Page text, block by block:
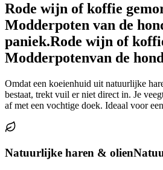
Rode wijn of koffie
Modderpoten van de
paniek.Rode wijn of
Modderpotenvan de
Omdat een koeienhuid uit natuurlijke
bestaat, trekt vuil er niet direct in. Je
af met een vochtige doek. Ideaal voor
Natuurlijke haren & olien